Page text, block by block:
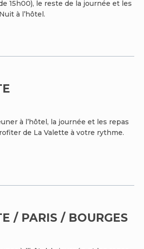
15h00), le reste de la journée et les
à l’hôtel.
à l’hôtel, la journée et les repas
de La Valette à votre rythme.
/ PARIS / BOURGES